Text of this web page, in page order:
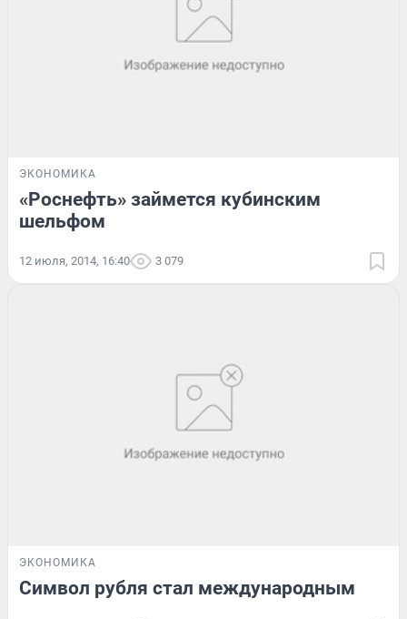
ЭКОНОМИКА
«Роснефть» займется кубинским
шельфом
12 июля, 2014, 16:40 3 079
ЭКОНОМИКА
Символ рубля стал международным